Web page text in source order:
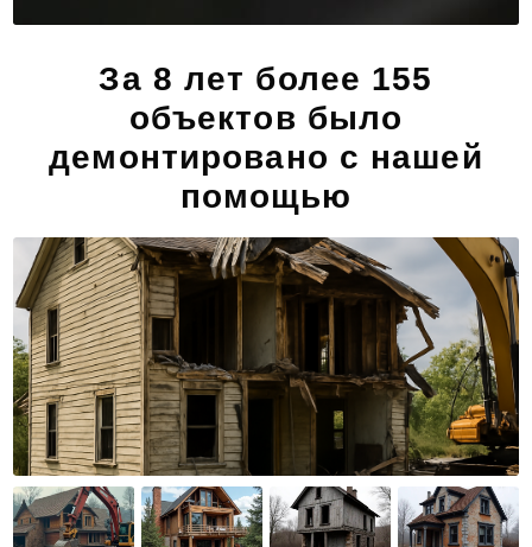
За 8 лет более 155
объектов было
демонтировано с нашей
помощью